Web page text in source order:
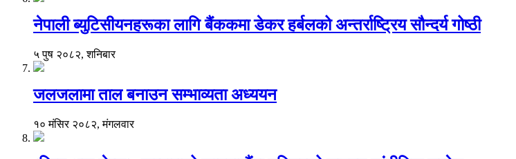
नेपाली ब्युटिसीयनहरूका लागि बैंककमा डेकर हर्बलको अन्तर्राष्ट्रिय सौन्दर्य गोष्ठी
५ पुष २०८२, शनिबार
जलजलामा ताल बनाउन सम्भाव्यता अध्ययन
१० मंसिर २०८२, मंगलवार